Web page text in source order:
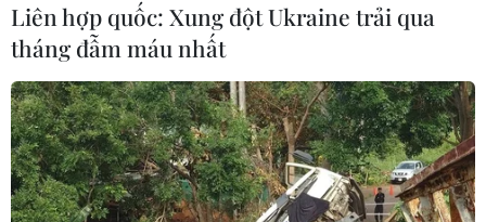
Liên hợp quốc: Xung đột Ukraine trải qua
tháng đẫm máu nhất